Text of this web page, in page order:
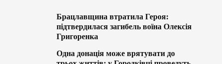
Брацлавщина втратила Героя:
підтвердилася загибель воїна Олексія
Григоренка
Одна донація може врятувати до